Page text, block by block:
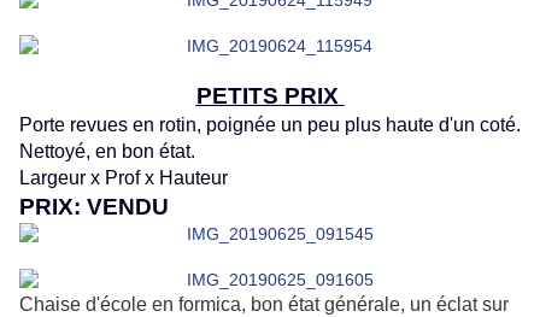
PETITS PRIX
Porte revues en rotin, poignée un peu plus haute d'un coté.
Nettoyé, en bon état.
Largeur x Prof x Hauteur
PRIX: VENDU
Chaise d'école en formica, bon état générale, un éclat sur